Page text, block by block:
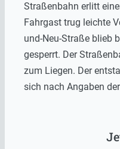
Straßenbahn erlitt
Fahrgast trug leichte
und-Neu-Straße blieb
gesperrt. Der
zum Liegen. Der
sich nach Angaben